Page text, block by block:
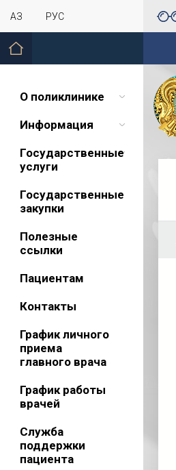
ҚАЗ РУС
О поликлинике
Информация
Государственные
услуги
Государственные
закупки
Полезные
ссылки
Пациентам
Контакты
График личного
приема
главного врача
График работы
врачей
Служба
поддержки
пациента